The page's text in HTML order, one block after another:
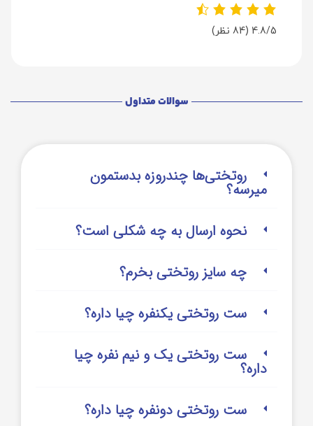
4.8/5 (84 نظر)
سوالات متداول
روتختی‌‌ها چندروزه بدستمون
میرسه؟
نحوه ارسال به چه شکلی است؟
چه سایز روتختی بخرم؟
ست روتختی یکنفره چیا داره؟
ست روتختی یک و نیم نفره چیا
داره؟
ست روتختی دونفره چیا داره؟